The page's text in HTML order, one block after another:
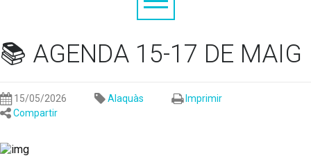
📚 AGENDA 15-17 DE MAIG
15/05/2026 Alaquàs
Imprimir
Compartir